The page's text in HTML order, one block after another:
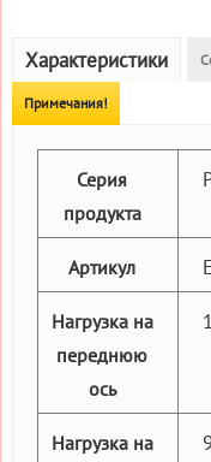
Характеристики
Примечания!
Серия
продукта
Артикул
Нагрузка на
переднюю
ось
Нагрузка на